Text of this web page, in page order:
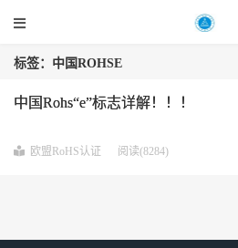
标签：中国ROHSE
中国Rohs“e”标志详解！！！
欧盟RoHS认证 阅读(8284)